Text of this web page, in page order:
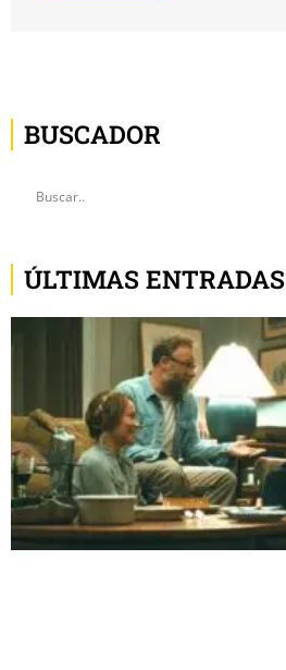
BUSCADOR
ÚLTIMAS ENTRADAS